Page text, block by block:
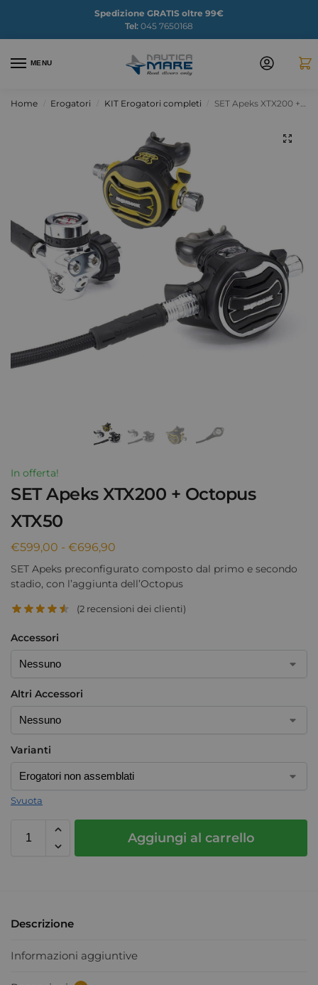
Spedizione GRATIS oltre 99€
Tel: 045 7650168
MENU
Home Erogatori KIT Erogatori completi SET Apeks XTX200 + Octopus XTX50
In offerta!
SET Apeks XTX200 + Octopus
XTX50
€599,00 - €696,90
SET Apeks preconfigurato composto dal primo e secondo
stadio, con l’aggiunta dell’Octopus
(2 recensioni dei clienti)
Accessori
Altri Accessori
Varianti
Svuota
Aggiungi al carrello
Descrizione
Informazioni aggiuntive